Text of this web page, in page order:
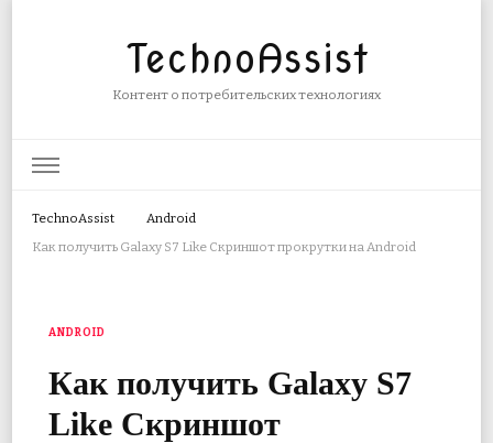
TechnoAssist
Контент о потребительских технологиях
TechnoAssist
Android
Как получить Galaxy S7 Like Скриншот прокрутки на Android
ANDROID
Как получить Galaxy S7
Like Скриншот